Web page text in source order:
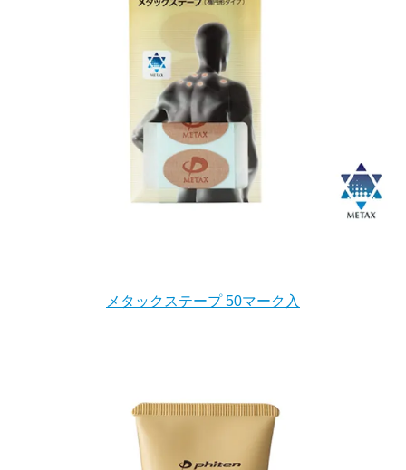
メタックステープ 50マーク入